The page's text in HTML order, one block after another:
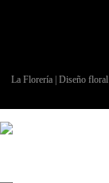
La Florería | Diseño floral